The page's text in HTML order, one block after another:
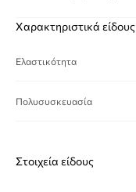
Χαρακτηριστικά είδους
Ελαστικότητα
Πολυσυσκευασία
Στοιχεία είδους